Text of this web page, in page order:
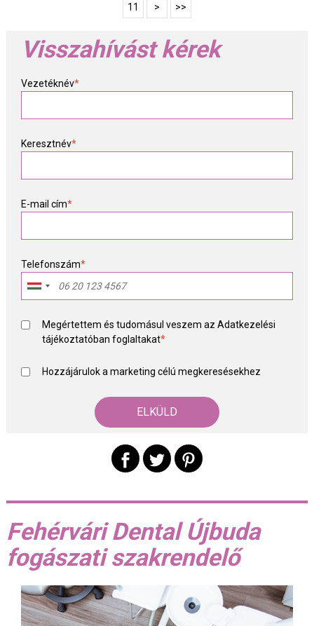
11 > >>
Visszahívást kérek
Vezetéknév*
Keresztnév*
E-mail cím*
Telefonszám*
Megértettem és tudomásul veszem azAdatkezelési
tájékoztatóban foglaltakat*
Hozzájárulok a marketing célú megkeresésekhez
Fehérvári Dental Újbuda
fogászati szakrendelő